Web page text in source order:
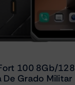
100 8Gb/
De Grado Militar